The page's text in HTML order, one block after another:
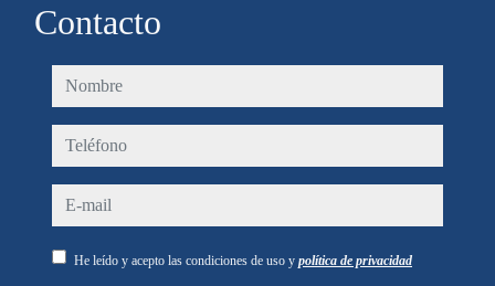
Contacto
nombre
teléfono
e-mail
He leído y acepto las condiciones de uso y política de privacidad